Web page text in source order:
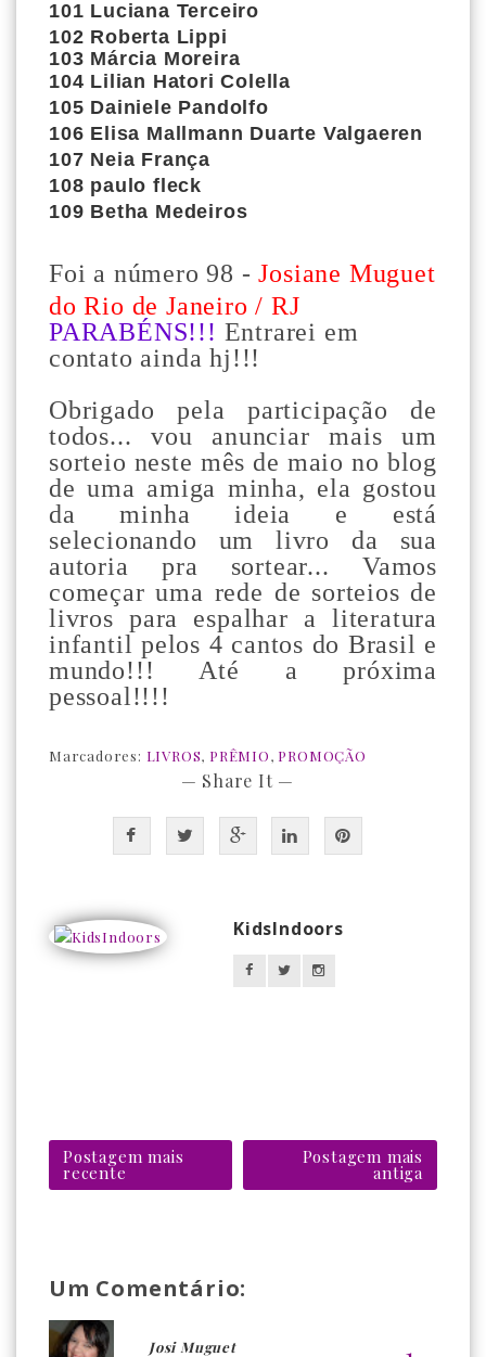
101 Luciana Terceiro
102 Roberta Lippi
103 Márcia Moreira
104 Lilian Hatori Colella
105 Dainiele Pandolfo
106 Elisa Mallmann Duarte Valgaeren
107 Neia França
108 paulo fleck
109 Betha Medeiros
Foi a número 98 -Josiane Muguet
do Rio de Janeiro / RJ
PARABÉNS!!! Entrarei em
contato ainda hj!!!
Obrigado pela participação de
todos... vou anunciar mais um
sorteio neste mês de maio no blog
de uma amiga minha, ela gostou
da minha ideia e está
selecionando um livro da sua
autoria pra sortear... Vamos
começar uma rede de sorteios de
livros para espalhar a literatura
infantil pelos 4 cantos do Brasil e
mundo!!! Até a próxima
pessoal!!!!
Marcadores: LIVROS, PRÊMIO, PROMOÇÃO
— Share It —
KidsIndoors
Postagem mais
recente
Postagem mais
antiga
Um Comentário:
Josi Muguet